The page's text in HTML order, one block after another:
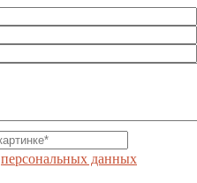
персональных данных